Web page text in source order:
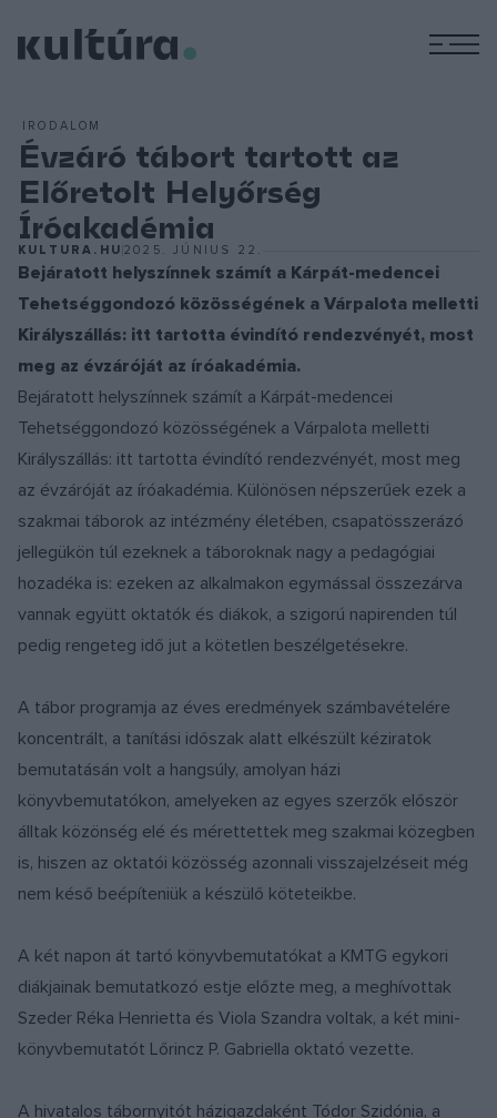
IRODALOM
Évzáró tábort tartott az
Előretolt Helyőrség
Íróakadémia
KULTURA.HU 2025. JÚNIUS 22.
Bejáratott helyszínnek számít a Kárpát-medencei
Tehetséggondozó közösségének a Várpalota melletti
Királyszállás: itt tartotta évindító rendezvényét, most
meg az évzáróját az íróakadémia.
Bejáratott helyszínnek számít a Kárpát-medencei
Tehetséggondozó közösségének a Várpalota melletti
Királyszállás: itt tartotta évindító rendezvényét, most meg
az évzáróját az íróakadémia. Különösen népszerűek ezek a
szakmai táborok az intézmény életében, csapatösszerázó
jellegükön túl ezeknek a táboroknak nagy a pedagógiai
hozadéka is: ezeken az alkalmakon egymással összezárva
vannak együtt oktatók és diákok, a szigorú napirenden túl
pedig rengeteg idő jut a kötetlen beszélgetésekre.
A tábor programja az éves eredmények számbavételére
koncentrált, a tanítási időszak alatt elkészült kéziratok
bemutatásán volt a hangsúly, amolyan házi
könyvbemutatókon, amelyeken az egyes szerzők először
álltak közönség elé és mérettettek meg szakmai közegben
is, hiszen az oktatói közösség azonnali visszajelzéseit még
nem késő beépíteniük a készülő köteteikbe.
A két napon át tartó könyvbemutatókat a KMTG egykori
diákjainak bemutatkozó estje előzte meg, a meghívottak
Szeder Réka Henrietta és Viola Szandra voltak, a két mini-
könyvbemutatót Lőrincz P. Gabriella oktató vezette.
A hivatalos tábornyitót házigazdaként Tódor Szidónia, a